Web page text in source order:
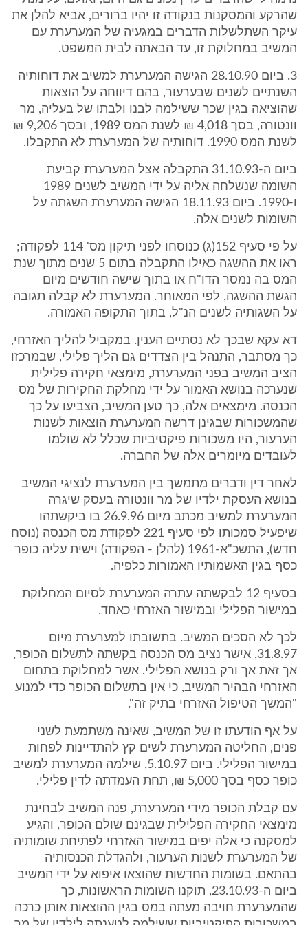
שהרקע והמסקנות בנקודה זו יהיו ברורים, אביא להלן את
עיקר השתלשלות הדברים במגעיה של המערערת עם
המשיב במחלוקת זו, עד הבאתה לבית המשפט.
3. ביום 28.10.90 הגישה המערערת למשיב את דוחותיה
השנתיים לשנים שבערעור, בהם דיווחה על הוצאות
שהוציאה בגין שכר ששילמה לבנו ולבתו של בעליה, מר
וונטורה, בסך 4,018 ₪ לשנת המס 1989, ובסך 9,206 ₪
לשנת המס 1990. דוחותיה של המערערת לא התקבלו.
ביום ה-31.10.93 התקבלה אצל המערערת קביעת
השומה שנשלחה אליה על ידי המשיב לשנים 1989
ו-1990. ביום 18.11.93 הגישה המערערת השגתה על
השומות לשנים אלה.
על פי סעיף 152(ג) כנוסחו לפני תיקון מס' 114 לפקודה;
ראו את ההשגה כאילו התקבלה בתום 5 שנים מתוך שנת
המס בה נמסר הדו"ח או בתוך שישה חודשים מיום
הגשת ההשגה, לפי המאוחר. המערערת לא קבלה תגובה
על השגותיה לשנים הנ"ל, בתוך התקופה האמורה.
דא עקא שבכך לא נסתיים הענין. במקביל להליך האזרחי,
כך מסתבר, התנהל בין הצדדים גם הליך פלילי, שבמרכזו
הציב המשיב בפני המערערת, מימצאי חקירה פלילית
שנערכה בנושא האמור על ידי מחלקת החקירות של מס
הכנסה. מימצאים אלה, כך טען המשיב, הצביעו על כך
שהמשכורות שבגינן דרשה המערערת הוצאות לשנות
הערעור, היו משכורות פיקטיביות שכלל לא שולמו
לעובדים מיומרים אלה של החברה.
לאחר דין ודברים מתמשך בין המערערת לנציגי המשיב
בנושא העסקת ילדיו של מר וונטורה בעסק שיגרה
המערערת למשיב מכתב מיום 26.9.96 בו ביקשתהו
שיפעיל סמכותו לפי סעיף 221 לפקודת מס הכנסה (נוסח
חדש), התשכ"א-1961 (להלן - הפקודה) וישית עליה כופר
כסף בגין האשמותיו האמורות כלפיה.
בסעיף 12 לבקשתה עתרה המערערת לסיום המחלוקת
במישור הפלילי ובמישור האזרחי כאחד.
לכך לא הסכים המשיב. בתשובתו למערערת מיום
31.8.97, אישר נציב מס הכנסה בקשתה לתשלום הכופר,
אך זאת אך ורק בנושא הפלילי. אשר למחלוקת בתחום
האזרחי הבהיר המשיב, כי אין בתשלום הכופר כדי למנוע
"המשך הטיפול האזרחי בתיק זה".
על אף הודעתו זו של המשיב, שאינה משתמעת לשני
פנים, החליטה המערערת לשים קץ להתדיינות לפחות
במישור הפלילי. ביום 5.10.97, שילמה המערערת למשיב
כופר כסף בסך 5,000 ₪, תחת העמדתה לדין פלילי.
עם קבלת הכופר מידי המערערת, פנה המשיב לבחינת
מימצאי החקירה הפלילית שבגינם שולם הכופר, והגיע
למסקנה כי אלה יפים במישור האזרחי לפתיחת שומותיה
של המערערת לשנות הערעור, ולהגדלת הכנסותיה
בהתאם. בשומות החדשות שהוצאו איפוא על ידי המשיב
ביום ה-23.10.93, תוקנו השומות הראשונות, כך
שהמערערת חויבה מעתה במס בגין ההוצאות אותן כרכה